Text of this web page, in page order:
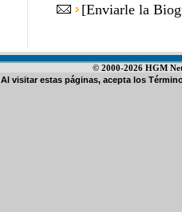
[Enviarle la
© 2000-2026 HGM
Al visitar estas páginas, acepta los